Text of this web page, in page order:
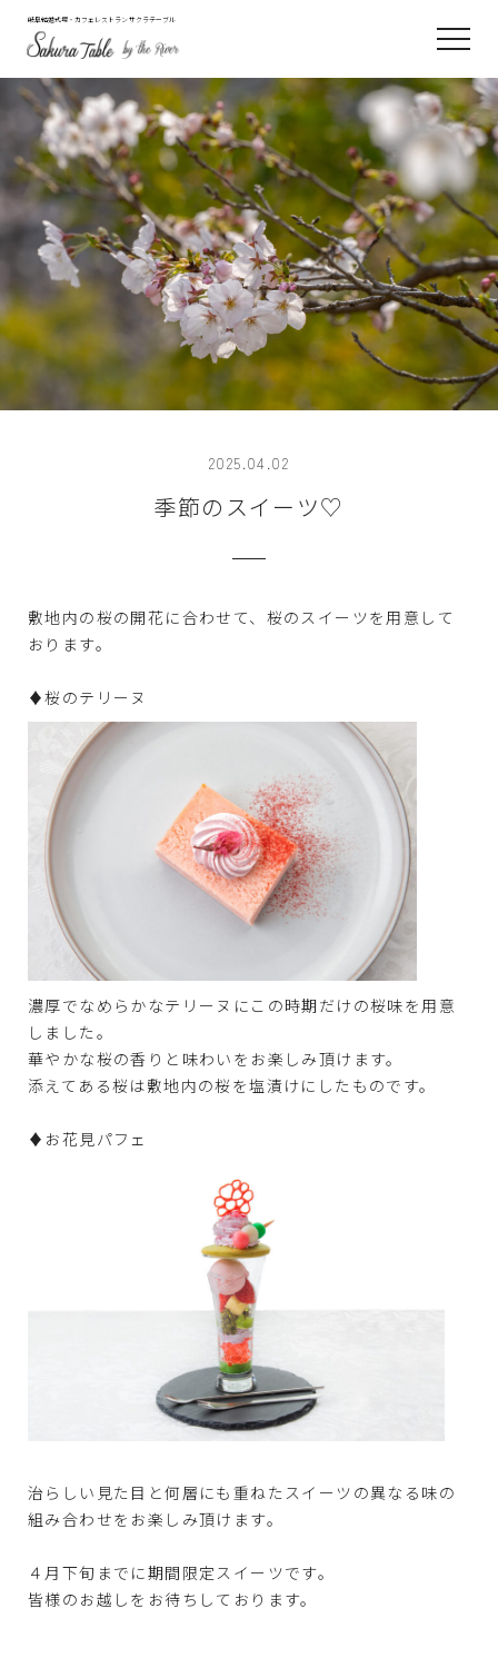
岐阜結婚式場・カフェレストラン サクラテーブル
2025.04.02
季節のスイーツ♡
敷地内の桜の開花に合わせて、桜のスイーツを用意して
おります。
♦桜のテリーヌ
濃厚でなめらかなテリーヌにこの時期だけの桜味を用意
しました。
華やかな桜の香りと味わいをお楽しみ頂けます。
添えてある桜は敷地内の桜を塩漬けにしたものです。
♦お花見パフェ
治らしい見た目と何層にも重ねたスイーツの異なる味の
組み合わせをお楽しみ頂けます。
４月下旬までに期間限定スイーツです。
皆様のお越しをお待ちしております。